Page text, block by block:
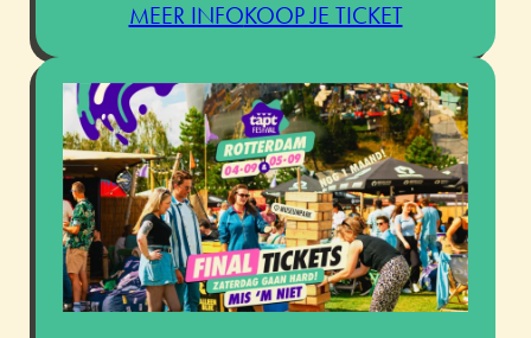
MEER INFOKOOP JE TICKET